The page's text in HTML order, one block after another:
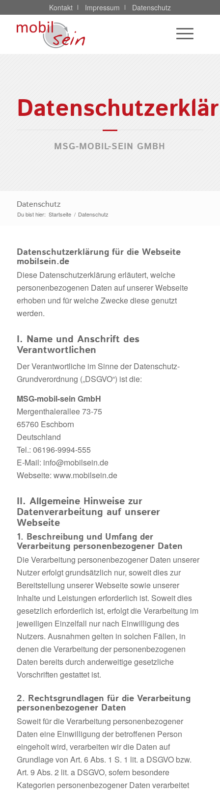
Kontakt Impressum Datenschutz
MSG-MOBIL-SEIN GMBH
Datenschutz
Du bist hier: Startseite / Datenschutz
Datenschutzerklärung für die Webseite
mobilsein.de
Diese Datenschutzerklärung erläutert, welche
personenbezogenen Daten auf unserer Webseite
erhoben und für welche Zwecke diese genutzt
werden.
I. Name und Anschrift des
Verantwortlichen
Der Verantwortliche im Sinne der Datenschutz-
Grundverordnung („DSGVO“) ist die:
MSG-mobil-sein GmbH
Mergenthalerallee 73-75
65760 Eschborn
Deutschland
Tel.: 06196-9994-555
E-Mail: info@mobilsein.de
Webseite: www.mobilsein.de
II. Allgemeine Hinweise zur
Datenverarbeitung auf unserer
Webseite
1. Beschreibung und Umfang der
Verarbeitung personenbezogener Daten
Die Verarbeitung personenbezogener Daten unserer
Nutzer erfolgt grundsätzlich nur, soweit dies zur
Bereitstellung unserer Webseite sowie unserer
Inhalte und Leistungen erforderlich ist. Soweit dies
gesetzlich erforderlich ist, erfolgt die Verarbeitung im
jeweiligen Einzelfall nur nach Einwilligung des
Nutzers. Ausnahmen gelten in solchen Fällen, in
denen die Verarbeitung der personenbezogenen
Daten bereits durch anderweitige gesetzliche
Vorschriften gestattet ist.
2. Rechtsgrundlagen für die Verarbeitung
personenbezogener Daten
Soweit für die Verarbeitung personenbezogener
Daten eine Einwilligung der betroffenen Person
eingeholt wird, verarbeiten wir die Daten auf
Grundlage von Art. 6 Abs. 1 S. 1 lit. a DSGVO bzw.
Art. 9 Abs. 2 lit. a DSGVO, sofern besondere
Kategorien personenbezogener Daten verarbeitet